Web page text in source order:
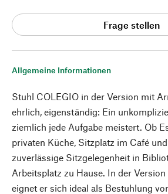
Allgemeine Informationen
Stuhl COLEGIO in der Version mit
ehrlich, eigenständig: Ein
ziemlich jede Aufgabe meistert. Ob
privaten Küche, Sitzplatz im Café
zuverlässige Sitzgelegenheit in
Arbeitsplatz zu Hause. In der
eignet er sich ideal als Bestuhlung
Frage stellen